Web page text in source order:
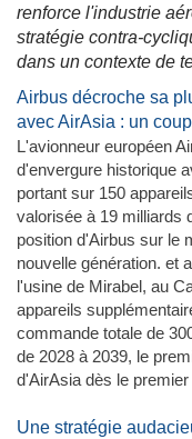
renforce l'industrie
stratégie contra-
dans un contexte de
Airbus décroche sa
avec AirAsia : un
L'avionneur européen
d'envergure historique
portant sur 150
valorisée à 19 milliards
position d'Airbus sur le
nouvelle génération. et
l'usine de Mirabel, au
appareils
commande totale de
de 2028 à 2039, le
d'AirAsia dès le
Une stratégie